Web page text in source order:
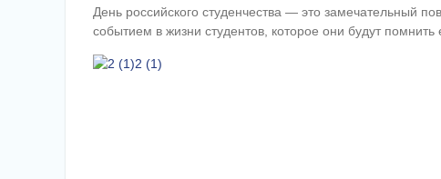
День российского студенчества — это замечательный
событием в жизни студентов, которое они будут
2 (1)